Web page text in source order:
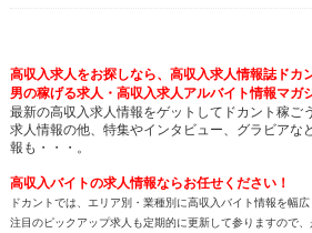
高収入求人をお探しなら、高収入求人情報誌ドカ
男の稼げる求人・高収入求人アルバイト情報マガ
最新の高収入求人情報をゲットしてドカント稼ごう
求人情報の他、特集やインタビュー、グラビアな
報も・・・。
高収入バイトの求人情報ならお任せください！
ドカントでは、エリア別・業種別に高収入バイト情報を幅広
注目のピックアップ求人も定期的に更新して参りますので、